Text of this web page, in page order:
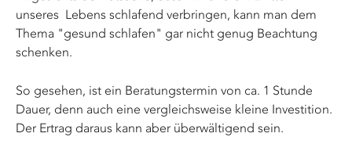
unseres Lebens schlafend verbringen, kann man dem
Thema "gesund schlafen" gar nicht genug Beachtung
schenken.
So gesehen, ist ein Beratungstermin von ca. 1 Stunde
Dauer, denn auch eine vergleichsweise kleine Investition.
Der Ertrag daraus kann aber überwältigend sein.